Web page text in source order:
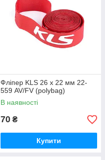
Фліпер KLS 26 x 22 мм 22-
559 AV/FV (polybag)
В наявності
70 ₴
Купити